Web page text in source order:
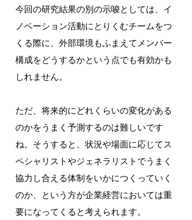
今回の研究結果の別の示唆としては、イ
ノベーション活動にとりくむチームをつ
くる際に、外部環境もふまえてメンバー
構成をどうするかという点でも有効かも
しれません。
ただ、将来的にどれくらいの変化がある
のかをうまく予測するのは難しいです
ね。そうすると、状況や場面に応じてス
ペシャリストやジェネラリストでうまく
協力し合える体制をいかにつくっていく
のか、という方が企業経営においては重
要になってくると考えられます。